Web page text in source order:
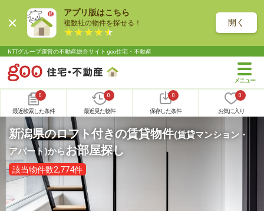
アプリ版はこちら
複数社の物件を探せる！ 開く
NTTグループ運営の不動産総合サイト goo住宅・不動産
0
最近検索した条件
0
最近見た物件
0
保存した条件
0
お気に入り
新潟県のロフト付きの賃貸物件(賃貸マンション・
アパート)からお部屋探し
該当物件数2,774件